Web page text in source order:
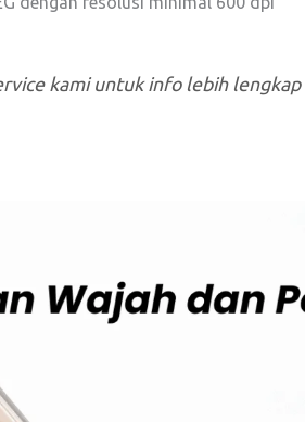
kami untuk info lebih